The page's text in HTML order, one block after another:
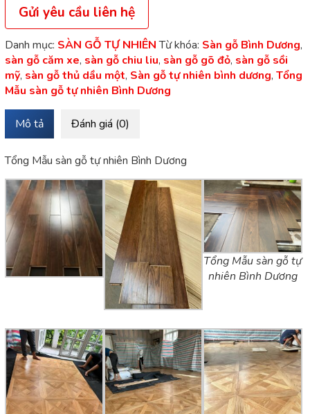
Gửi yêu cầu liên hệ
Danh mục: SÀN GỖ TỰ NHIÊN Từ khóa: Sàn gỗ Bình Dương,
sàn gỗ căm xe, sàn gỗ chiu liu, sàn gỗ gõ đỏ, sàn gỗ sồi
mỹ, sàn gỗ thủ dầu một, Sàn gỗ tự nhiên bình dương, Tổng
Mẫu sàn gỗ tự nhiên Bình Dương
Mô tả Đánh giá (0)
Tổng Mẫu sàn gỗ tự nhiên Bình Dương
Tổng Mẫu sàn gỗ tự
nhiên Bình Dương